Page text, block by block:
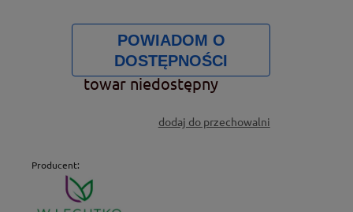
POWIADOM O
DOSTĘPNOŚCI
towar niedostępny
dodaj do przechowalni
Producent: